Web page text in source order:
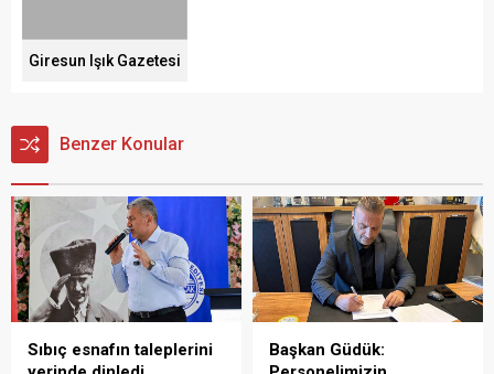
Giresun Işık Gazetesi
Benzer Konular
Sıbıç esnafın taleplerini
Başkan Güdük: